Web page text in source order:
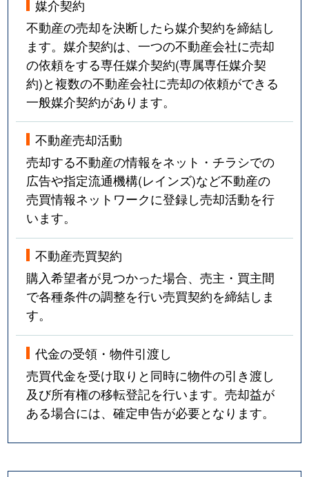
媒介契約
不動産の売却を決断したら媒介契約を締結し
ます。媒介契約は、一つの不動産会社に売却
の依頼をする専任媒介契約(専属専任媒介契
約)と複数の不動産会社に売却の依頼ができる
一般媒介契約があります。
不動産売却活動
売却する不動産の情報をネット・チラシでの
広告や指定流通機構(レインズ)など不動産の
売買情報ネットワークに登録し売却活動を行
います。
不動産売買契約
購入希望者が見つかった場合、売主・買主間
で各種条件の調整を行い売買契約を締結しま
す。
代金の受領・物件引渡し
売買代金を受け取りと同時に物件の引き渡し
及び所有権の移転登記を行います。売却益が
ある場合には、確定申告が必要となります。